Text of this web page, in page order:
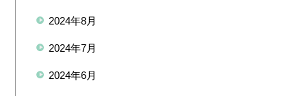
2024年8月
2024年7月
2024年6月